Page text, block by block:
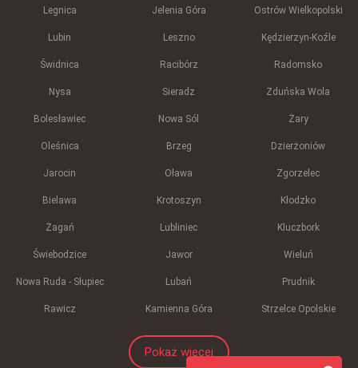
Legnica Jelenia Góra Ostrów Wielkopolski
Lubin Leszno Kędzierzyn-Koźle
Świdnica Racibórz Radomsko
Nysa Sieradz Zduńska Wola
Bolesławiec Nowa Sól Żary
Oleśnica Brzeg Dzierżoniów
Jarocin Oława Zgorzelec
Bielawa Krotoszyn Kłodzko
Żagań Lubliniec Kluczbork
Świebodzice Jawor Wieluń
Nowa Ruda - Słupiec Lubań Prudnik
Rawicz Kamienna Góra Strzelce Opolskie
Pokaż więcej